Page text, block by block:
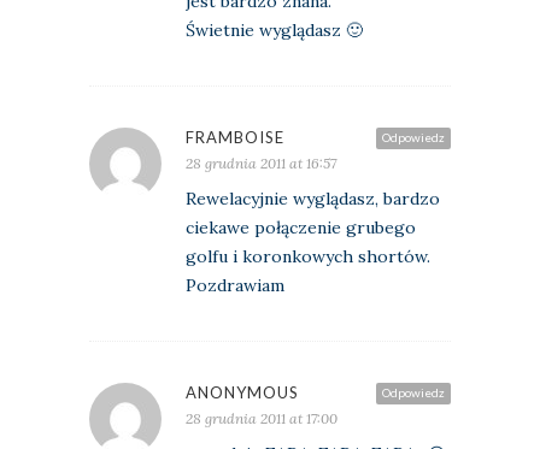
Świetnie wyglądasz 🙂
Odpowiedz
FRAMBOISE
28 grudnia 2011 at 16:57
Rewelacyjnie wyglądasz, bardzo
ciekawe połączenie grubego
golfu i koronkowych shortów.
Pozdrawiam
Odpowiedz
ANONYMOUS
28 grudnia 2011 at 17:00